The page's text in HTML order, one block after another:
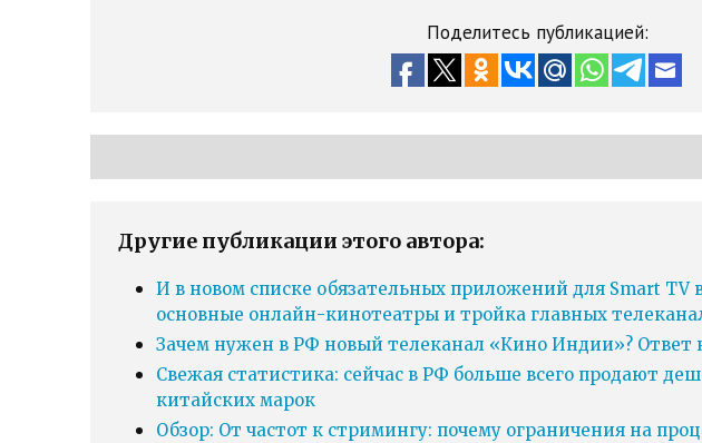
Поделитесь публикацией:
Другие публикации этого автора:
И в новом списке обязательных приложений для Smart TV
основные онлайн-кинотеатры и тройка главных
Зачем нужен в РФ новый телеканал «Кино Индии»? Ответ
Свежая статистика: сейчас в РФ больше всего продают
китайских марок
Обзор: От частот к стримингу: почему ограничения на